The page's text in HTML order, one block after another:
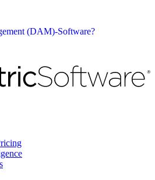
(DAM)-Software?